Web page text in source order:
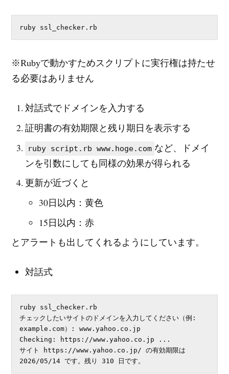
ruby ssl_checker.rb
※Rubyで動かすためスクリプトに実行権は持たせ
る必要はありません
対話式でドメインを入力する
証明書の有効期限と残り期日を表示する
ruby script.rb www.hoge.com など、ドメイ
ンを引数にしても同様の効果が得られる
更新が近づくと
30日以内：黄色
15日以内：赤
とアラートも出してくれるようにしています。
対話式
ruby ssl_checker.rb
チェックしたいサイトのドメインを入力してください（例:
example.com）: www.yahoo.co.jp
Checking: https://www.yahoo.co.jp ...
サイト https://www.yahoo.co.jp/ の有効期限は
2026/05/14 です。残り 310 日です。